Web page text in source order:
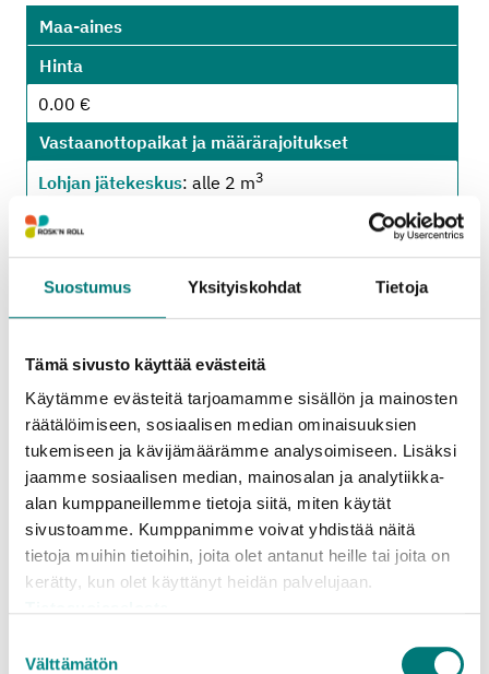
Suostumus Yksityiskohdat Tietoja
Tämä sivusto käyttää evästeitä
Käytämme evästeitä tarjoamamme sisällön ja mainosten
räätälöimiseen, sosiaalisen median ominaisuuksien
tukemiseen ja kävijämäärämme analysoimiseen. Lisäksi
jaamme sosiaalisen median, mainosalan ja analytiikka-
alan kumppaneillemme tietoja siitä, miten käytät
sivustoamme. Kumppanimme voivat yhdistää näitä
tietoja muihin tietoihin, joita olet antanut heille tai joita on
kerätty, kun olet käyttänyt heidän palvelujaan.
valinta
Välttämätön
Maa-aines
Hinta
0.00 €
Vastaanottopaikat ja määrärajoitukset
Lohjan jätekeskus: alle 2 m3
Porvoon jätekeskus
Sipoon jäteasema
hinnalla:
Askolan jäteasema,Hangon jäteasema,Inkoon
jäteasema, Karkkilan jäteasema
jäteasema,Pornaisten jäteasema,Pusulan
jäteasema,Ruotsinpyhtään jäteasema,
Tammisaaren jäteasema,Vihdin jäteasema
Metalli
Hinta
0.00 €
Askolan jäteasema